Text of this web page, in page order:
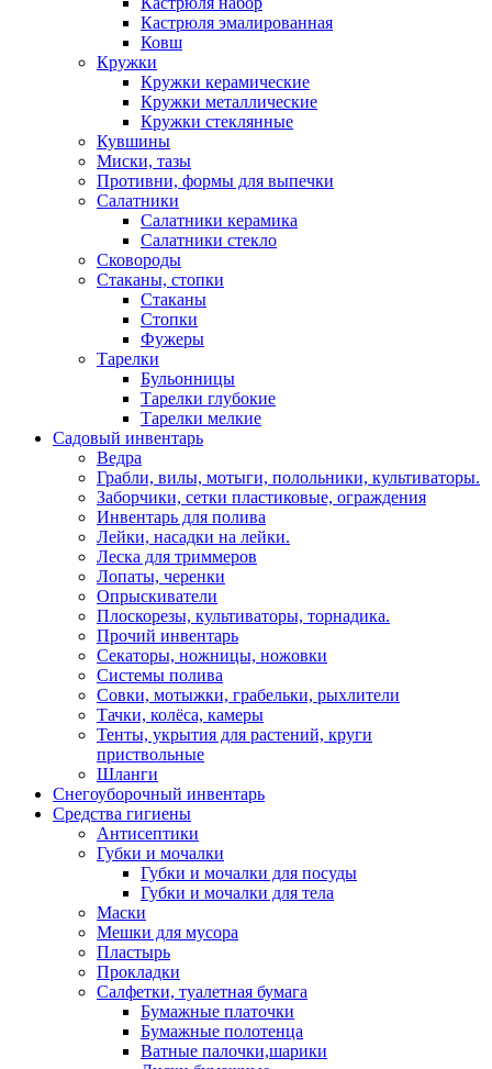
Кастрюля эмалированная
Ковш
Кружки
Кружки керамические
Кружки металлические
Кружки стеклянные
Кувшины
Миски, тазы
Противни, формы для выпечки
Салатники
Салатники керамика
Салатники стекло
Сковороды
Стаканы, стопки
Стаканы
Стопки
Фужеры
Тарелки
Бульонницы
Тарелки глубокие
Тарелки мелкие
Садовый инвентарь
Ведра
Грабли, вилы, мотыги, полольники, культиваторы.
Заборчики, сетки пластиковые, ограждения
Инвентарь для полива
Лейки, насадки на лейки.
Леска для триммеров
Лопаты, черенки
Опрыскиватели
Плоскорезы, культиваторы, торнадика.
Прочий инвентарь
Секаторы, ножницы, ножовки
Системы полива
Совки, мотыжки, грабельки, рыхлители
Тачки, колёса, камеры
Тенты, укрытия для растений, круги
приствольные
Шланги
Снегоуборочный инвентарь
Средства гигиены
Антисептики
Губки и мочалки
Губки и мочалки для посуды
Губки и мочалки для тела
Маски
Мешки для мусора
Пластырь
Прокладки
Салфетки, туалетная бумага
Бумажные платочки
Бумажные полотенца
Ватные палочки,шарики